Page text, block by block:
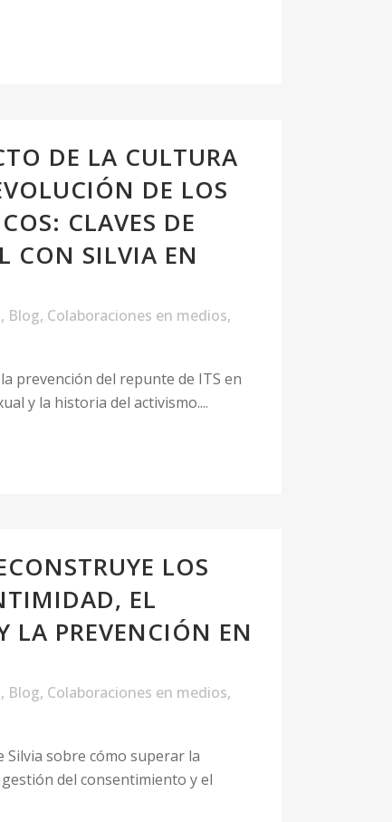
DE LA CULTURA
DE LOS
CLAVES DE
CON SILVIA EN
, Blog, Colaboraciones en medios,
prevención del repunte de ITS en
y la historia del activismo....
LOS
EL
LA PREVENCIÓN EN
, Blog, Colaboraciones en medios,
Silvia sobre cómo superar la
del consentimiento y el